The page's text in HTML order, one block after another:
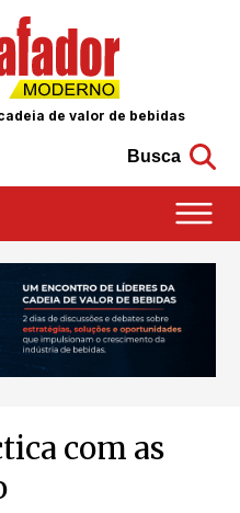
de valor de bebidas
Busca
com as